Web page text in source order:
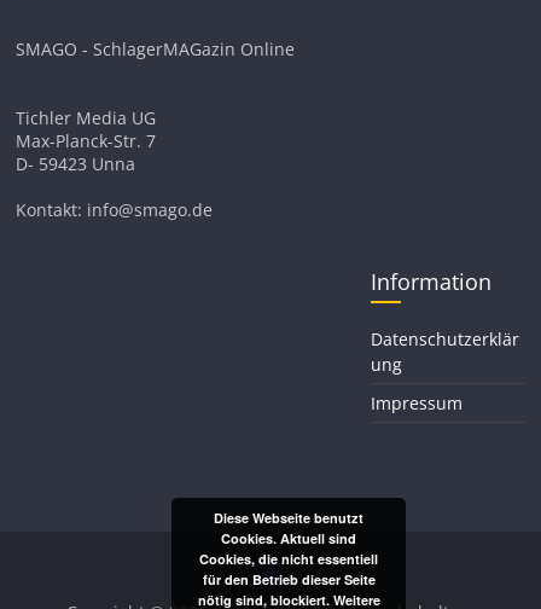
SMAGO - SchlagerMAGazin Online
Tichler Media UG
Max-Planck-Str. 7
D- 59423 Unna
Kontakt: info@smago.de
Information
Datenschutzerklär
ung
Impressum
Diese Webseite benutzt
Cookies. Aktuell sind
Cookies, die nicht essentiell
für den Betrieb dieser Seite
nötig sind, blockiert. Weitere